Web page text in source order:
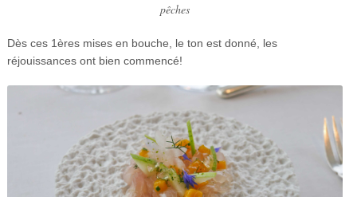
pêches
Dès ces 1ères mises en bouche, le ton est donné, les
réjouissances ont bien commencé!